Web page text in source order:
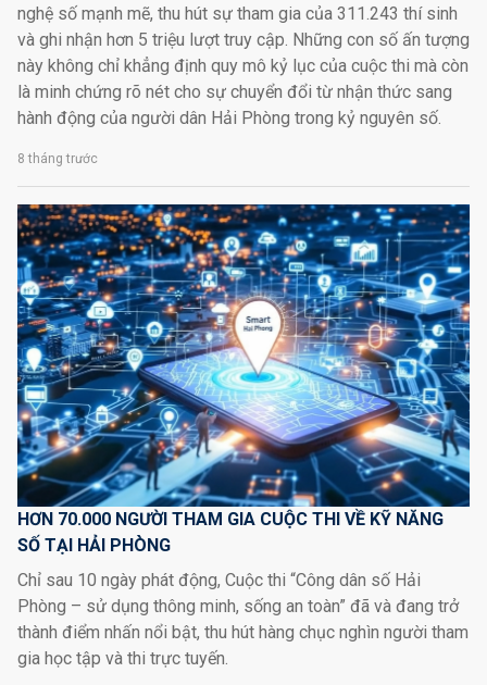
nghệ số mạnh mẽ, thu hút sự tham gia của 311.243 thí sinh
và ghi nhận hơn 5 triệu lượt truy cập. Những con số ấn tượng
này không chỉ khẳng định quy mô kỷ lục của cuộc thi mà còn
là minh chứng rõ nét cho sự chuyển đổi từ nhận thức sang
hành động của người dân Hải Phòng trong kỷ nguyên số.
8 tháng trước
HƠN 70.000 NGƯỜI THAM GIA CUỘC THI VỀ KỸ NĂNG
SỐ TẠI HẢI PHÒNG
Chỉ sau 10 ngày phát động, Cuộc thi “Công dân số Hải
Phòng – sử dụng thông minh, sống an toàn” đã và đang trở
thành điểm nhấn nổi bật, thu hút hàng chục nghìn người tham
gia học tập và thi trực tuyến.